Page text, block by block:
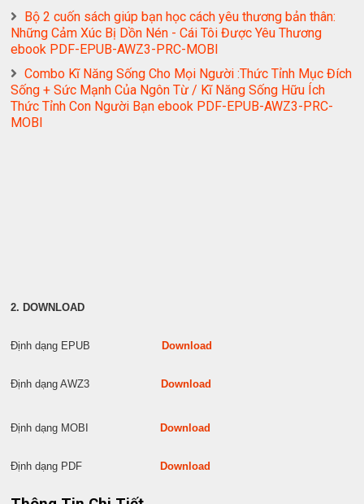
Bộ 2 cuốn sách giúp bạn học cách yêu thương bản thân:
Những Cảm Xúc Bị Dồn Nén - Cái Tôi Được Yêu Thương
ebook PDF-EPUB-AWZ3-PRC-MOBI
Combo Kĩ Năng Sống Cho Mọi Người :Thức Tỉnh Mục Đích
Sống + Sức Mạnh Của Ngôn Từ / Kĩ Năng Sống Hữu Ích
Thức Tỉnh Con Người Bạn ebook PDF-EPUB-AWZ3-PRC-
MOBI
2. DOWNLOAD
Định dạng EPUB Download
Định dạng AWZ3 Download
Định dạng MOBI Download
Định dạng PDF Download